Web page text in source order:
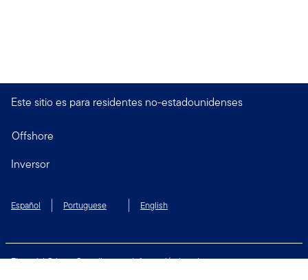
Este sitio es para residentes no-estadounidenses
Offshore
Inversor
Español Portuguese English
Financial Crimes Compliance
Información Legal